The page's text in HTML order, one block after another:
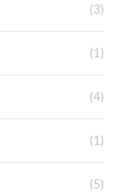
(3)
(1)
(4)
(1)
(5)